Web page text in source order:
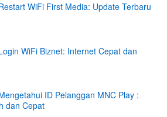
WiFi First Media: Update Terbaru
WiFi Biznet: Internet Cepat dan
ID Pelanggan MNC Play :
dan Cepat